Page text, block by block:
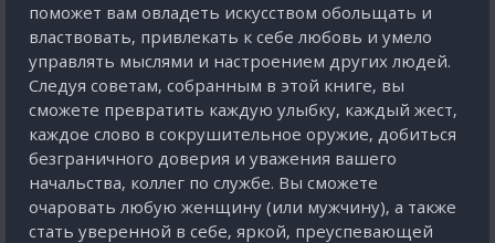
поможет вам овладеть искусством обольщать и
властвовать, привлекать к себе любовь и умело
управлять мыслями и настроением других людей.
Следуя советам, собранным в этой книге, вы
сможете превратить каждую улыбку, каждый жест,
каждое слово в сокрушительное оружие, добиться
безграничного доверия и уважения вашего
начальства, коллег по службе. Вы сможете
очаровать любую женщину (или мужчину), а также
стать уверенной в себе, яркой, преуспевающей